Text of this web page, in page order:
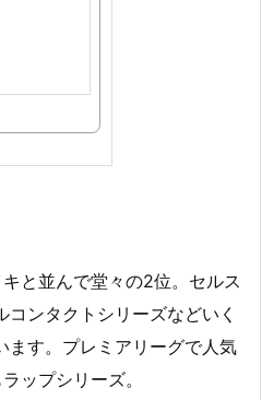
と並んで堂々の2位。セルス
ンタクトシリーズなどいく
ます。プレミアリーグで人気
ップシリーズ。